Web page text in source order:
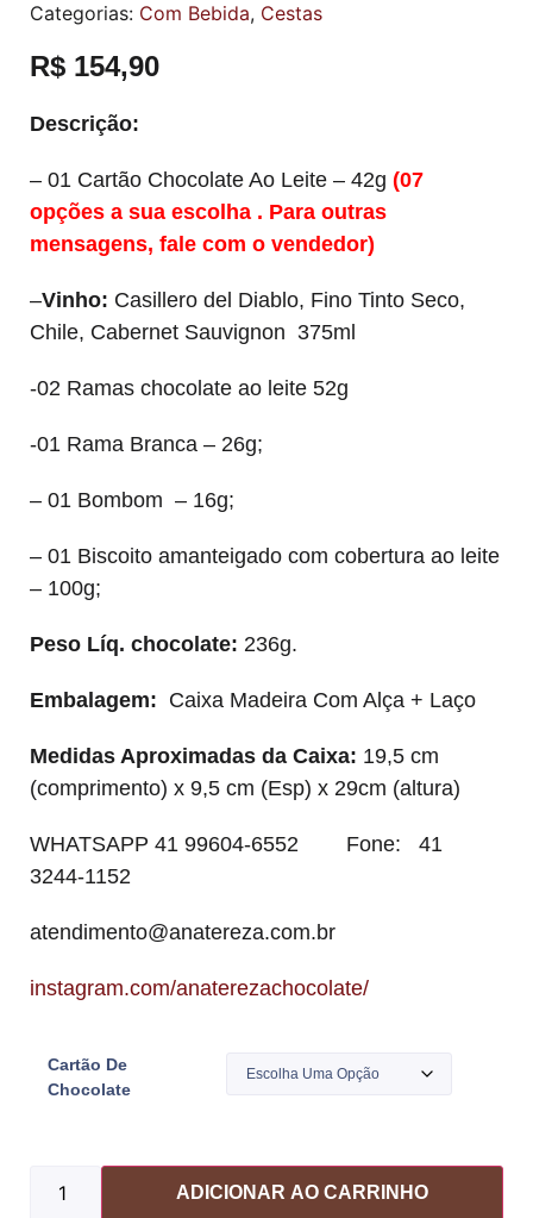
Categorias: Com Bebida, Cestas
R$ 154,90
Descrição:
– 01 Cartão Chocolate Ao Leite – 42g (07
opções a sua escolha . Para outras
mensagens, fale com o vendedor)
–Vinho: Casillero del Diablo, Fino Tinto Seco,
Chile, Cabernet Sauvignon 375ml
-02 Ramas chocolate ao leite 52g
-01 Rama Branca – 26g;
– 01 Bombom – 16g;
– 01 Biscoito amanteigado com cobertura ao leite
– 100g;
Peso Líq. chocolate: 236g.
Embalagem: Caixa Madeira Com Alça + Laço
Medidas Aproximadas da Caixa: 19,5 cm
(comprimento) x 9,5 cm (Esp) x 29cm (altura)
WHATSAPP 41 99604-6552 Fone: 41
3244-1152
atendimento@anatereza.com.br
instagram.com/anaterezachocolate/
Cartão De
Chocolate
ADICIONAR AO CARRINHO